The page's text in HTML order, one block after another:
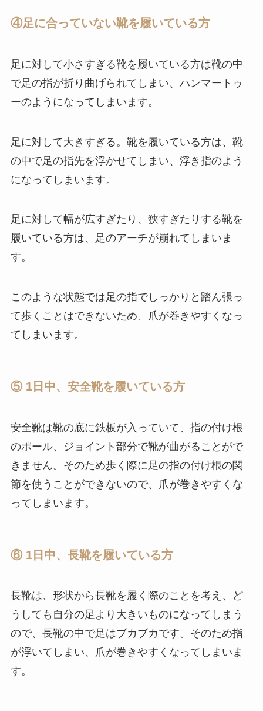
④足に合っていない靴を履いている方
足に対して小さすぎる靴を履いている方は靴の中
で足の指が折り曲げられてしまい、ハンマートゥ
ーのようになってしまいます。
足に対して大きすぎる。靴を履いている方は、靴
の中で足の指先を浮かせてしまい、浮き指のよう
になってしまいます。
足に対して幅が広すぎたり、狭すぎたりする靴を
履いている方は、足のアーチが崩れてしまいま
す。
このような状態では足の指でしっかりと踏ん張っ
て歩くことはできないため、爪が巻きやすくなっ
てしまいます。
⑤ 1日中、安全靴を履いている方
安全靴は靴の底に鉄板が入っていて、指の付け根
のポール、ジョイント部分で靴が曲がることがで
きません。そのため歩く際に足の指の付け根の関
節を使うことができないので、爪が巻きやすくな
ってしまいます。
⑥ 1日中、長靴を履いている方
長靴は、形状から長靴を履く際のことを考え、ど
うしても自分の足より大きいものになってしまう
ので、長靴の中で足はブカブカです。そのため指
が浮いてしまい、爪が巻きやすくなってしまいま
す。